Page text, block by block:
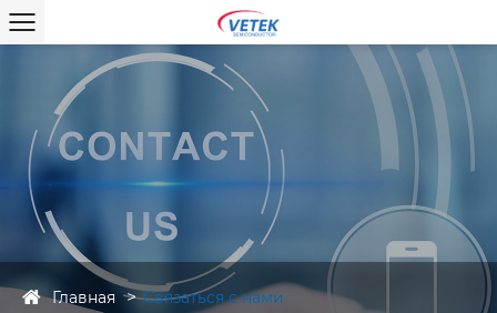
Главная Связаться с нами